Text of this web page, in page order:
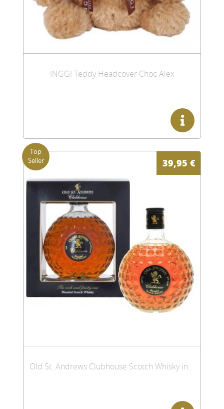
INGGI Teddy Headcover Choc Alex
39,95 €
Old St. Andrews Clubhouse Scotch Whisky in Golfball-Flasche